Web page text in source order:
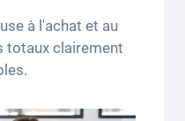
être ajusté
à l'achat et au
totaux clairement